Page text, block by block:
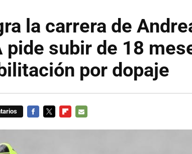
la carrera de
pide subir de 18
por dopaje